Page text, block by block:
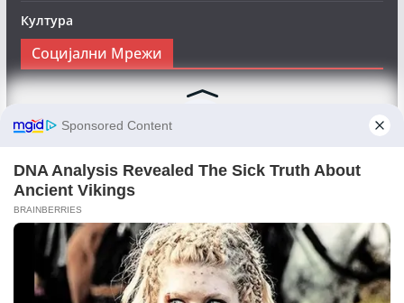
Култура
Социјални Мрежи
Следете нè на Фејсбук за да сте во тек со најновите